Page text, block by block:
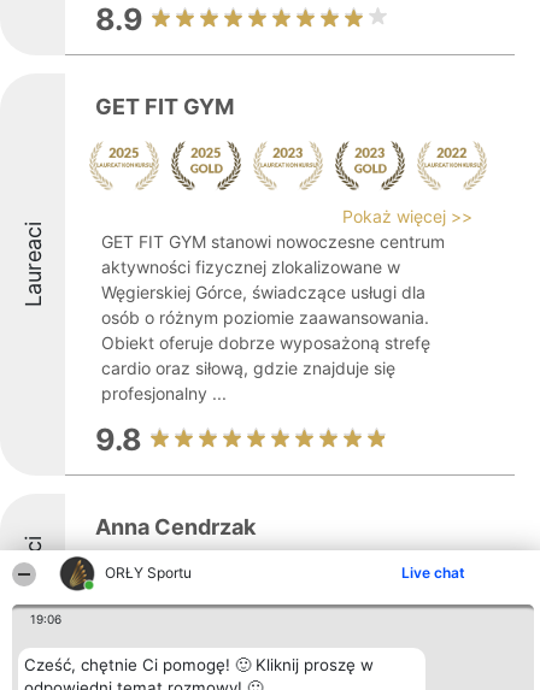
ORŁY Sportu Live chat
19:06
Cześć, chętnie Ci pomogę! 🙂 Kliknij proszę w
8.9
Laureaci
GET FIT GYM
Pokaż więcej >>
GET FIT GYM stanowi nowoczesne centrum
aktywności fizycznej zlokalizowane w
Węgierskiej Górce, świadczące usługi dla
osób o różnym poziomie zaawansowania.
Obiekt oferuje dobrze wyposażoną strefę
cardio oraz siłową, gdzie znajduje się
profesjonalny ...
9.8
Laureaci
Anna Cendrzak
8.5